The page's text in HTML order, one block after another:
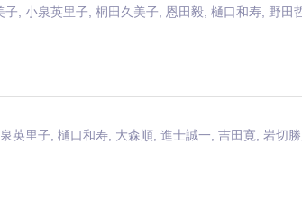
, 小泉英里子, 桐田久美子, 恩田毅, 樋口和寿, 野田
英里子, 樋口和寿, 大森順, 進士誠一, 吉田寛, 岩切